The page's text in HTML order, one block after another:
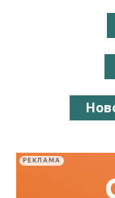
РЕКЛАМА